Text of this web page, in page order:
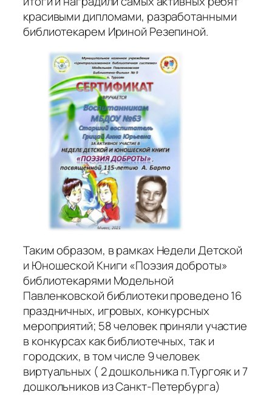
красивыми дипломами, разработанными
библиотекарем Ириной Резепиной.
Таким образом, в рамках Недели Детской
и Юношеской Книги «Поэзия доброты»
библиотекарями Модельной
Павленковской библиотеки проведено 16
праздничных, игровых, конкурсных
мероприятий; 58 человек приняли участие
в конкурсах как библиотечных, так и
городских, в том числе 9 человек
виртуальных ( 2 дошкольника п.Тургояк и 7
дошкольников из Санкт-Петербурга)